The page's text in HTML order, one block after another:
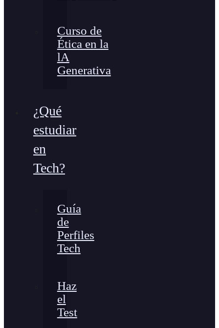
Curso de
Ética en la
lA
Generativa
¿Qué
estudiar
en
Tech?
Guía
de
Perfiles
Tech
Haz
el
Test